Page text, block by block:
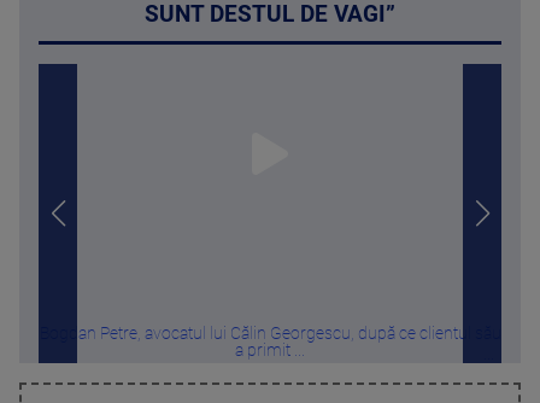
SUNT DESTUL DE VAGI”
Bogdan Petre, avocatul lui Călin Georgescu, după ce clientul său
a primit ...